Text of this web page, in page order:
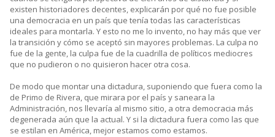
existen historiadores decentes, explicarán por qué no fue posible
una democracia en un país que tenía todas las características
ideales para montarla. Y esto no me lo invento, no hay más que ver
la transición y cómo se aceptó sin mayores problemas. La culpa no
fue de la gente, la culpa fue de la cuadrilla de políticos mediocres
que no pudieron o no quisieron hacer otra cosa.
De modo que montar una dictadura, suponiendo que fuera como la
de Primo de Rivera, que mirara por el país y saneara la
Administración, nos llevaría al mismo sitio, a otra democracia más
degenerada aún que la actual. Y si la dictadura fuera como las que
se estilan en América, mejor estamos como estamos.